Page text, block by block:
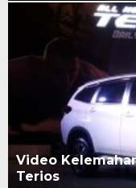
Video
Terios